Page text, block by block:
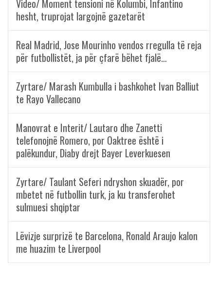
Video/ Moment tensioni në Kolumbi, Infantino
hesht, truprojat largojnë gazetarët
Real Madrid, Jose Mourinho vendos rregulla të reja
për futbollistët, ja për çfarë bëhet fjalë…
Zyrtare/ Marash Kumbulla i bashkohet Ivan Balliut
te Rayo Vallecano
Manovrat e Interit/ Lautaro dhe Zanetti
telefonojnë Romero, por Oaktree është i
palëkundur, Diaby drejt Bayer Leverkuesen
Zyrtare/ Taulant Seferi ndryshon skuadër, por
mbetet në futbollin turk, ja ku transferohet
sulmuesi shqiptar
Lëvizje surprizë te Barcelona, Ronald Araujo kalon
me huazim te Liverpool